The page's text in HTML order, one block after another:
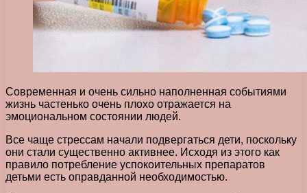
Современная и очень сильно наполненная событиями
жизнь частенько очень плохо отражается на
эмоциональном состоянии людей.
Все чаще стрессам начали подвергаться дети, поскольку
они стали существенно активнее. Исходя из этого как
правило потребление успокоительных препаратов
детьми есть оправданной необходимостью.